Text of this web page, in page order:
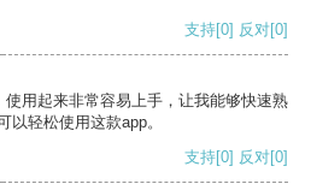
支持[0] 反对[0]
用起来非常容易上手，让我能够快速熟
以轻松使用这款app。
支持[0] 反对[0]